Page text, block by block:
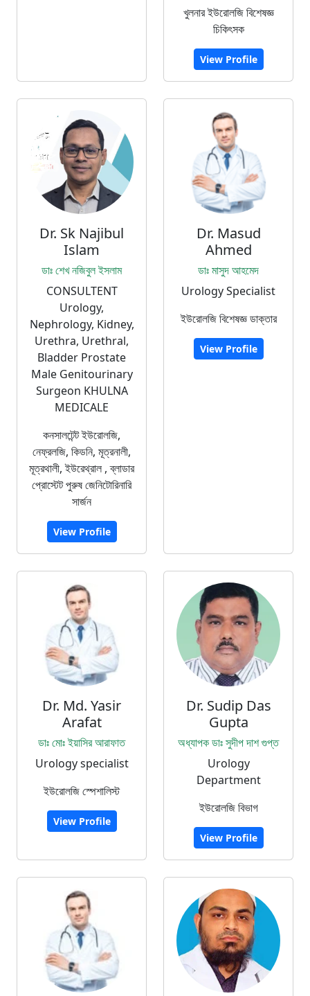
খুলনার ইউরোলজি বিশেষজ্ঞ
চিকিৎসক
View Profile
Dr. Sk Najibul
Islam
ডাঃ শেখ নজিবুল ইসলাম
CONSULTENT
Urology,
Nephrology, Kidney,
Urethra, Urethral,
Bladder Prostate
Male Genitourinary
Surgeon KHULNA
MEDICALE
কনসালটেন্ট ইউরোলজি,
নেফ্রলজি, কিডনি, মূত্রনালী,
মূত্রথালী, ইউরেথ্রাল , ব্লাডার
প্রোস্টেট পুরুষ জেনিটোরিনারি
সার্জন
View Profile
Dr. Masud
Ahmed
ডাঃ মাসুদ আহমেদ
Urology Specialist
ইউরোলজি বিশেষজ্ঞ ডাক্তার
View Profile
Dr. Md. Yasir
Arafat
ডাঃ মোঃ ইয়াসির আরাফাত
Urology specialist
ইউরোলজি স্পেশালিস্ট
View Profile
Dr. Sudip Das
Gupta
অধ্যাপক ডাঃ সুদীপ দাশ গুপ্ত
Urology
Department
ইউরোলজি বিভাগ
View Profile